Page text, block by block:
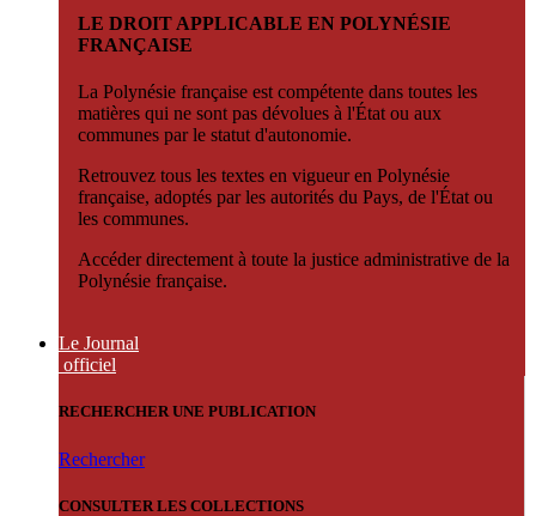
LE DROIT APPLICABLE EN POLYNÉSIE
FRANÇAISE
La Polynésie française est compétente dans toutes les
matières qui ne sont pas dévolues à l'État ou aux
communes par le statut d'autonomie.
Retrouvez tous les textes en vigueur en Polynésie
française, adoptés par les autorités du Pays, de l'État ou
les communes.
Accéder directement à toute la justice administrative de la
Polynésie française.
Le Journal
officiel
RECHERCHER UNE PUBLICATION
Rechercher
CONSULTER LES COLLECTIONS